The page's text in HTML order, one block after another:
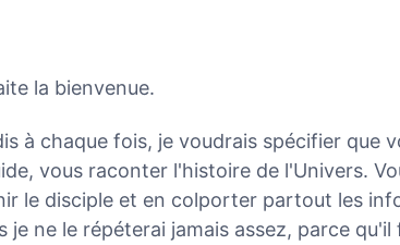
la bienvenue.
à chaque fois, je voudrais spécifier que
vous raconter l'histoire de l'Univers.
le disciple et en colporter partout les
je ne le répéterai jamais assez, parce